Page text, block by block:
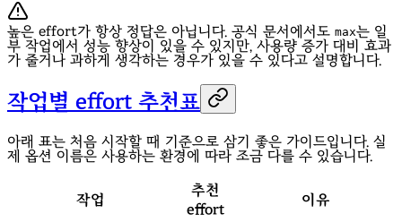
높은 effort가 항상 정답은 아닙니다. 공식 문서에서도 max는 일
부 작업에서 성능 향상이 있을 수 있지만, 사용량 증가 대비 효과
가 줄거나 과하게 생각하는 경우가 있을 수 있다고 설명합니다.
작업별 effort 추천표
아래 표는 처음 시작할 때 기준으로 삼기 좋은 가이드입니다. 실
제 옵션 이름은 사용하는 환경에 따라 조금 다를 수 있습니다.
작업
추천
effort
이유